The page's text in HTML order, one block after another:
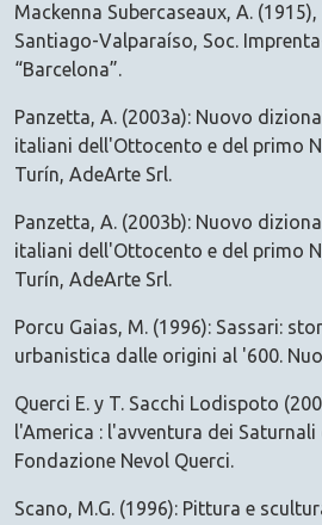
Mackenna Subercaseaux, A.
Santiago-Valparaíso, Soc.
“Barcelona”.
Panzetta, A. (2003a): Nuovo
italiani dell'Ottocento e del primo
Turín, AdeArte Srl.
Panzetta, A. (2003b): Nuovo
italiani dell'Ottocento e del primo
Turín, AdeArte Srl.
Porcu Gaias, M. (1996): Sassari:
urbanistica dalle origini al '600.
Querci E. y T. Sacchi Lodispoto
l'America : l'avventura dei
Fondazione Nevol Querci.
Scano, M.G. (1996): Pittura e